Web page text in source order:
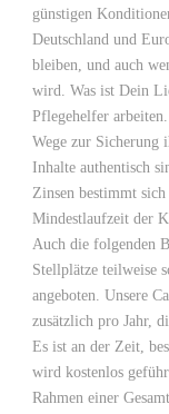
günstigen
Deutschland und
bleiben, und auch
wird. Was ist Dein
Pflegehelfer
Wege zur Sicherung
Inhalte authentisch
Zinsen bestimmt
Mindestlaufzeit der
Auch die folgenden
Stellplätze teilweise
angeboten. Unsere
zusätzlich pro Jahr,
Es ist an der Zeit,
wird kostenlos
Rahmen einer